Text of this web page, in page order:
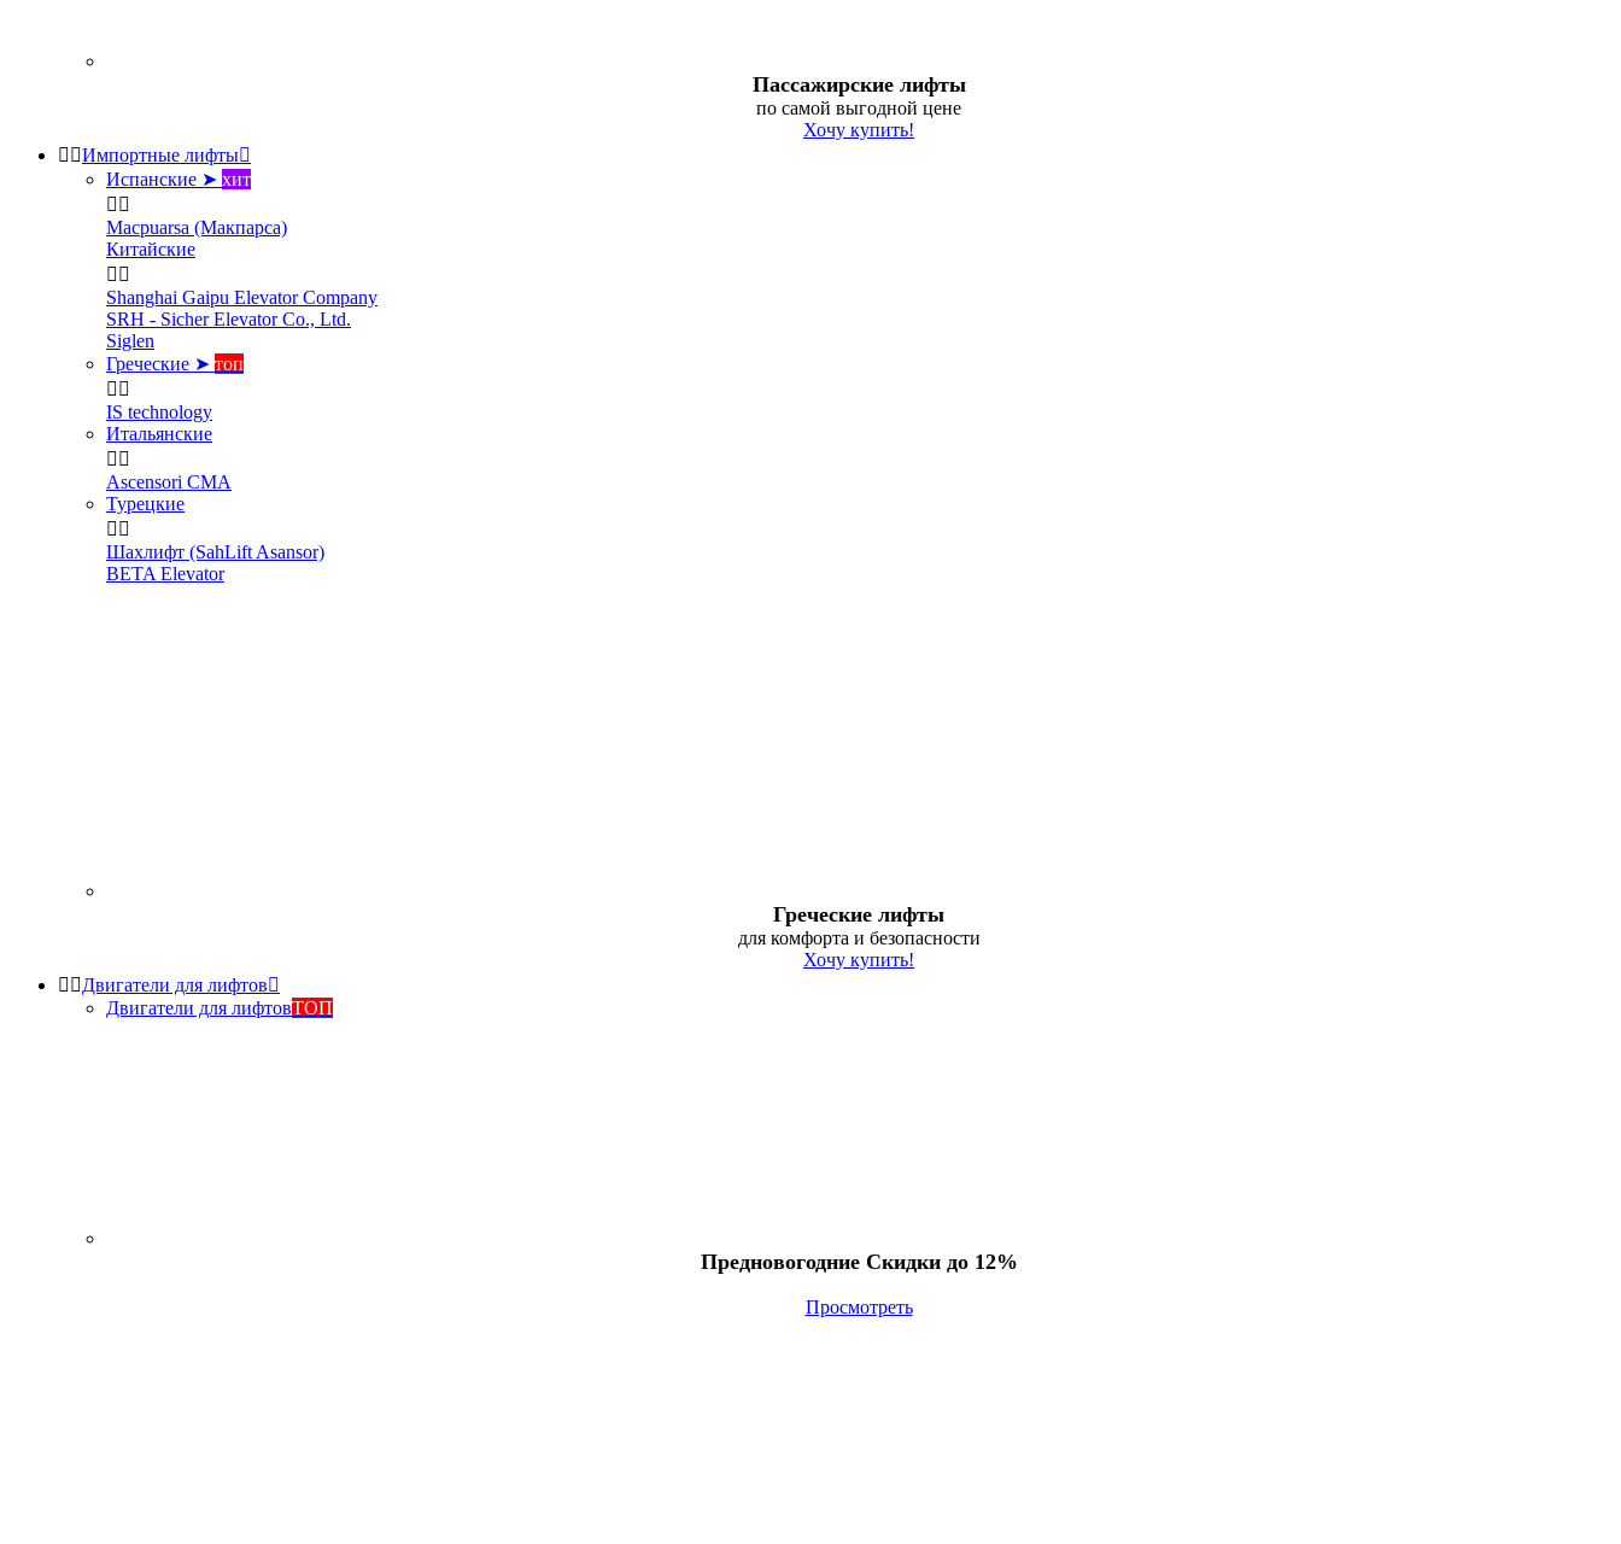
Пассажирские лифты
по самой выгодной цене
Хочу купить!
 Импортные лифты
Испанские ➤ хит
 
Macpuarsa (Макпарса)
Китайские
 
Shanghai Gaipu Elevator Company
SRH - Sicher Elevator Co., Ltd.
Siglen
Греческие ➤ топ
 
IS technology
Итальянские
 
Ascensori CMA
Турецкие
 
Шахлифт (SahLift Asansor)
BETA Elevator
Греческие лифты
для комфорта и безопасности
Хочу купить!
 Двигатели для лифтов
Двигатели для лифтовТОП
Предновогодние Скидки до 12%
Просмотреть